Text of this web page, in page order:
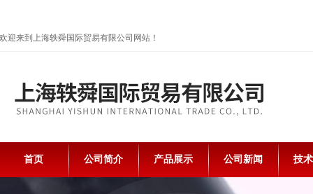
欢迎来到上海轶舜国际贸易有限公司网站！
首页 公司简介 产品展示 公司新闻 技